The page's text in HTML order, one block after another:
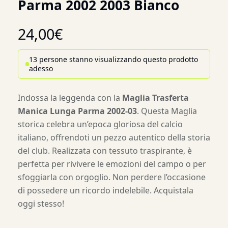
Parma 2002 2003 Bianco
24,00€
13 persone stanno visualizzando questo prodotto
adesso
Indossa la leggenda con la Maglia Trasferta
Manica Lunga Parma 2002-03. Questa Maglia
storica celebra un’epoca gloriosa del calcio
italiano, offrendoti un pezzo autentico della storia
del club. Realizzata con tessuto traspirante, è
perfetta per rivivere le emozioni del campo o per
sfoggiarla con orgoglio. Non perdere l’occasione
di possedere un ricordo indelebile. Acquistala
oggi stesso!